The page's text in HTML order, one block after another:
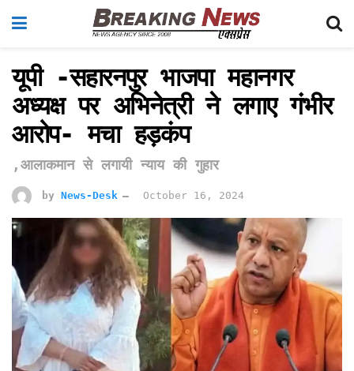
यूपी -सहारनपुर भाजपा महानगर
अध्यक्ष पर अभिनेत्री ने लगाए गंभीर
आरोप- मचा हड़कंप
,आलाकमान से लगायी न्याय की गुहार
by News-Desk October 16, 2024